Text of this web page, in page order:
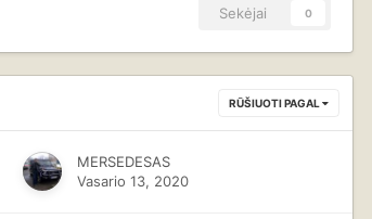
Sekėjai 0
RŪŠIUOTI PAGAL
MERSEDESAS
Vasario 13, 2020